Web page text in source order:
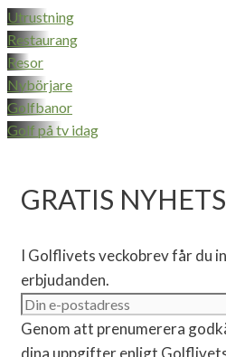
Utrustning
Restaurang
Resor
Nybörjare
Golfbanor
Golf på tv idag
GRATIS
I Golflivets veckobrev får du
erbjudanden.
Genom att prenumerera
dina uppgifter enligt